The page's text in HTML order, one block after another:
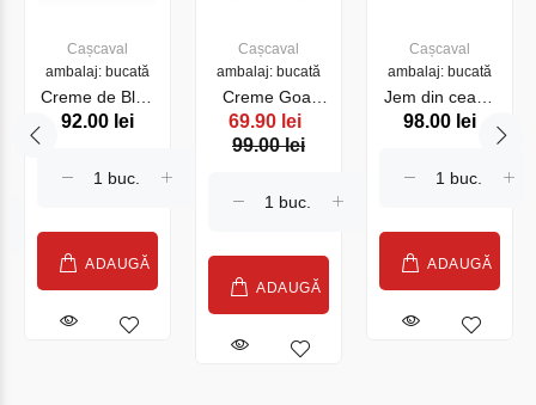
Cașcaval
ambalaj: bucată
Creme de Bleu
Dauvergne 150
92.00 lei
ADAUGĂ
Cașcaval
ambalaj: bucată
Creme Goat
Brebette Rians
150 g (27162)
69.90 lei
99.00 lei
ADAUGĂ
Cașcaval
ambalaj: bucată
Jem din ceapa
caramelizata
98.00 lei
ADAUGĂ